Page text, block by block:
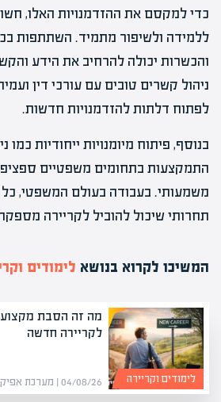
כדי למקסם את ההזדמנויות האלו,
ללמידה ולשיפור מתמיד. השתתפות
והכשרות יכולה להרחיב את הידע
ניהול קשרים טובים עם עורכי דין
לפתוח דלתות להזדמנויות חדשות.
בנוסף, פיתוח מיומנויות ייחודיות כמו
התמקצעות בתחומים משפטיים
משמעותי. בעבודה בעולם המשפטי, כל
תחרותי שיכול להוביל לקריירה
המשיכו לקרוא בנושא לימודים
מה זה הסבת
לקריירה חדשה
04/08/26 | מערכת אפיק לימודים וקריירה